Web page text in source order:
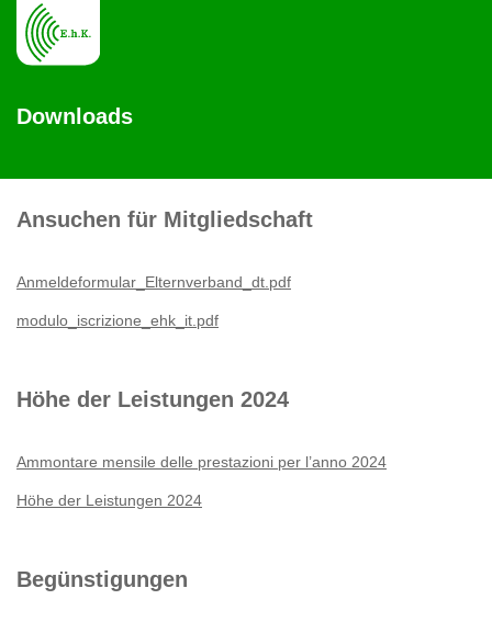
Downloads
Ansuchen für Mitgliedschaft
Anmeldeformular_Elternverband_dt.pdf
modulo_iscrizione_ehk_it.pdf
Höhe der Leistungen 2024
Ammontare mensile delle prestazioni per l’anno 2024
Höhe der Leistungen 2024
Begünstigungen